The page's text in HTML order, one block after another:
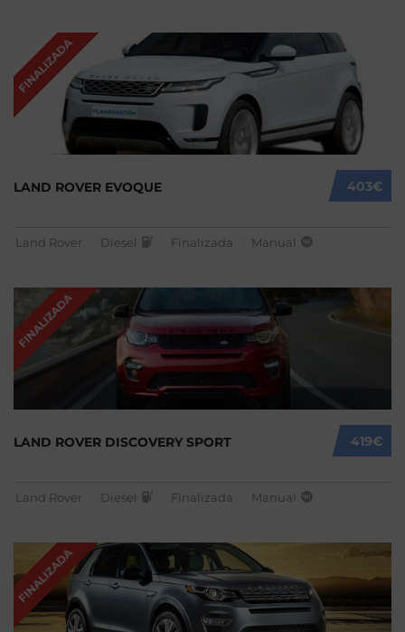
FINALIZADA
403€
LAND ROVER EVOQUE
Land Rover Diesel Finalizada Manual
FINALIZADA
419€
LAND ROVER DISCOVERY SPORT
Land Rover Diesel Finalizada Manual
FINALIZADA